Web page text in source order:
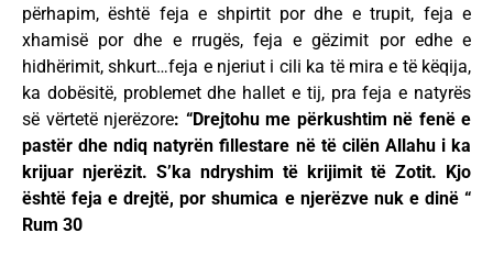
përhapim, është feja e shpirtit por dhe e trupit, feja e
xhamisë por dhe e rrugës, feja e gëzimit por edhe e
hidhërimit, shkurt…feja e njeriut i cili ka të mira e të këqija,
ka dobësitë, problemet dhe hallet e tij, pra feja e natyrës
së vërtetë njerëzore: “Drejtohu me përkushtim në fenë e
pastër dhe ndiq natyrën fillestare në të cilën Allahu i ka
krijuar njerëzit. S’ka ndryshim të krijimit të Zotit. Kjo
është feja e drejtë, por shumica e njerëzve nuk e dinë “
Rum 30